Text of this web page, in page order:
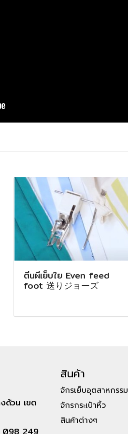
ตีนผีเย็บใย Even feed
foot 送りジョーズ
ด้วน เขต
098 249
สินค้า
จักรเย็บอุตสาหกรรม
จักรกระเป๋าหิ้ว
สินค้าต่างๆ